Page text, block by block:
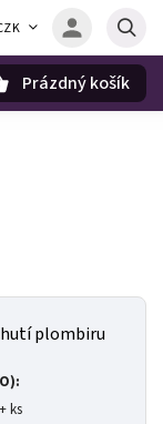
Prázdný košík
plombiru
ks